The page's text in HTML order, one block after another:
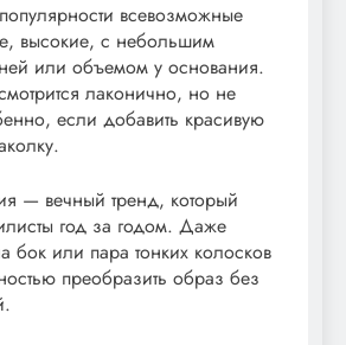
всевозможные
высокие, с небольшим
или объемом у основания.
лаконично, но не
если добавить красивую
— вечный тренд, который
год за годом. Даже
бок или пара тонких колосков
преобразить образ без